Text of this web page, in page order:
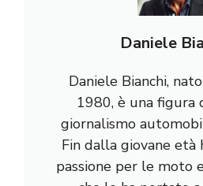
Daniele
Daniele Bianchi,
1980, è una figura
giornalismo
Fin dalla giovane
passione per le moto